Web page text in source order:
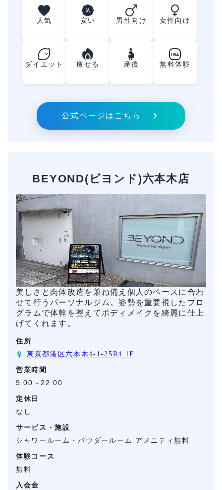
人気 安い 男性向け 女性向け
ダイエット 痩せる 産後
FREE
無料体験
公式ページはこちら
BEYOND(ビヨンド)六本木店
美しさと肉体改造を兼ね備え個人のペースに合わ
せて行うパーソナルジム。姿勢を重要視したプロ
グラムで体幹を整えてボディメイクを綺麗に仕上
げてくれます。
住所
東京都港区六本木4-1-25R4 1F
営業時間
9:00～22:00
定休日
なし
サービス・施設
シャワールーム・パウダールーム アメニティ無料
体験コース
無料
入会金